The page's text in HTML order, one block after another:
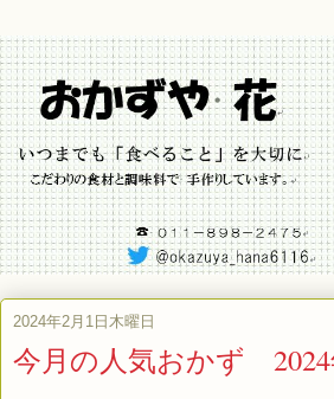
2024年2月1日木曜日
今月の人気おかず 2024